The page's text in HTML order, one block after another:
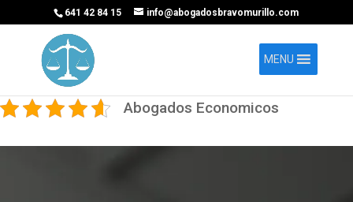
641 42 84 15 info@abogadosbravomurillo.com
MENU
Abogados Economicos